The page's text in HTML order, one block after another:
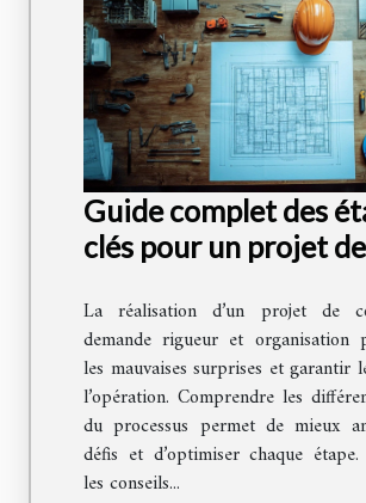
Guide complet des
clés pour un projet de
La réalisation d’un projet de
demande rigueur et organisation
les mauvaises surprises et garantir
l’opération. Comprendre les
du processus permet de mieux
défis et d’optimiser chaque
les conseils...